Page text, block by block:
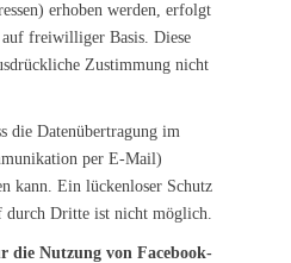
erhoben werden, erfolgt
freiwilliger Basis. Diese
Zustimmung nicht
die Datenübertragung im
per E-Mail)
kann. Ein lückenloser Schutz
Dritte ist nicht möglich.
die Nutzung von Facebook-